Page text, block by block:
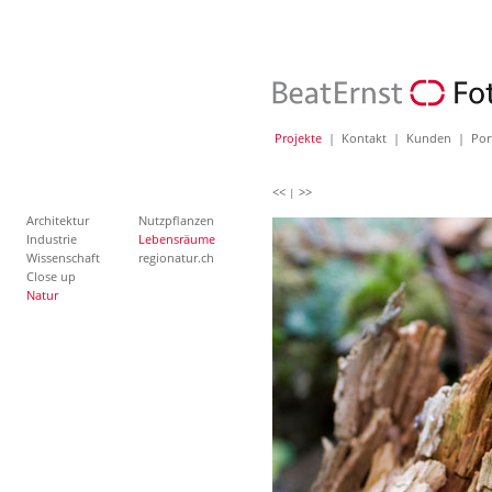
Projekte | Kontakt | Kunden |
Architektur
Industrie
Wissenschaft
Close up
Natur
Nutzpflanzen
Lebensräume
regionatur.ch
<< | >>